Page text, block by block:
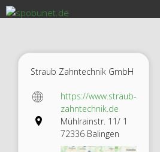
Zum
Inhalt
Straub Zahntechnik GmbH
https://www.straub-
zahntechnik.de
Mühlrainstr. 11/ 1
72336 Balingen